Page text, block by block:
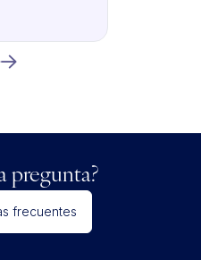
pregunta?
frecuentes